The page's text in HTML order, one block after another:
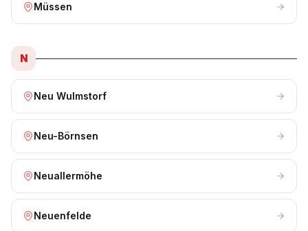
Müssen
N
Neu Wulmstorf
Neu-Börnsen
Neuallermöhe
Neuenfelde